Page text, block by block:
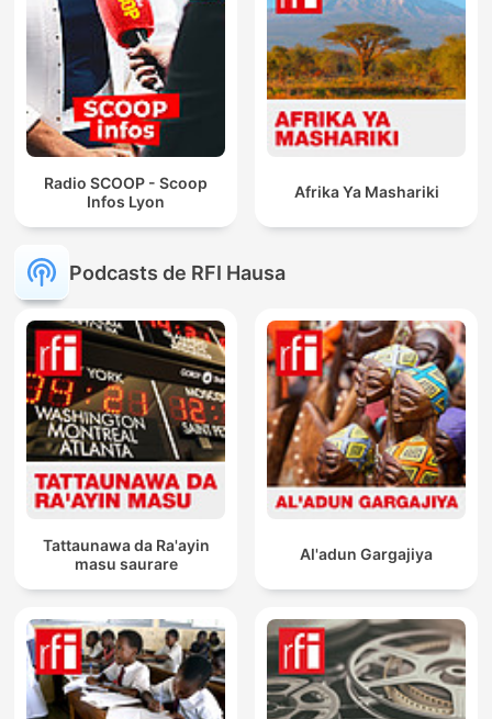
Radio SCOOP - Scoop
Infos Lyon
Afrika Ya Mashariki
Podcasts de RFI Hausa
Tattaunawa da Ra'ayin
masu saurare
Al'adun Gargajiya